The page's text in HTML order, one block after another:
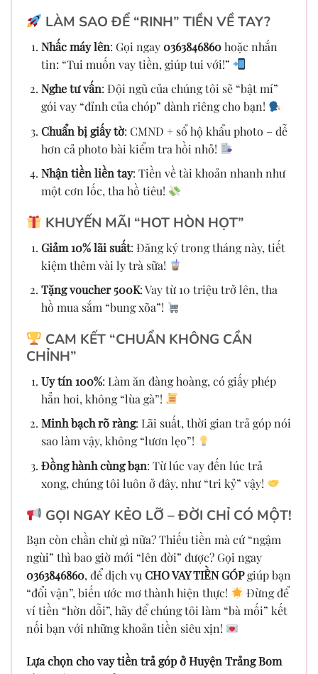
LÀM SAO ĐỂ “RINH” TIỀN VỀ TAY?
Nhấc máy lên: Gọi ngay0363846860hoặc nhắn
tin: “Tui muốn vay tiền, giúp tui với!”
Nghe tư vấn: Đội ngũ của chúng tôi sẽ “bật mí”
gói vay “đỉnh của chóp” dành riêng cho bạn!
Chuẩn bị giấy tờ: CMND + sổ hộ khẩu photo – dễ
hơn cả photo bài kiểm tra hồi nhỏ!
Nhận tiền liền tay: Tiền về tài khoản nhanh như
một cơn lốc, tha hồ tiêu!
KHUYẾN MÃI “HOT HÒN HỌT”
Giảm 10% lãi suất: Đăng ký trong tháng này, tiết
kiệm thêm vài ly trà sữa!
Tặng voucher 500K: Vay từ 10 triệu trở lên, tha
hồ mua sắm “bung xõa”!
CAM KẾT “CHUẨN KHÔNG CẦN
CHỈNH”
Uy tín 100%: Làm ăn đàng hoàng, có giấy phép
hẳn hoi, không “lùa gà”!
Minh bạch rõ ràng: Lãi suất, thời gian trả góp nói
sao làm vậy, không “lươn lẹo”!
Đồng hành cùng bạn: Từ lúc vay đến lúc trả
xong, chúng tôi luôn ở đây, như “tri kỷ” vậy!
GỌI NGAY KẺO LỠ – ĐỜI CHỈ CÓ MỘT!
Bạn còn chần chừ gì nữa? Thiếu tiền mà cứ “ngậm
ngùi” thì bao giờ mới “lên đời” được? Gọi ngay
0363846860, để dịch vụCHO VAY TIỀN GÓPgiúp bạn
“đổi vận”, biến ước mơ thành hiện thực!
Đừng để
ví tiền “hờn dỗi”, hãy để chúng tôi làm “bà mối” kết
nối bạn với những khoản tiền siêu xịn!
Lựa chọn cho vay tiền trả góp ở Huyện Trảng Bom